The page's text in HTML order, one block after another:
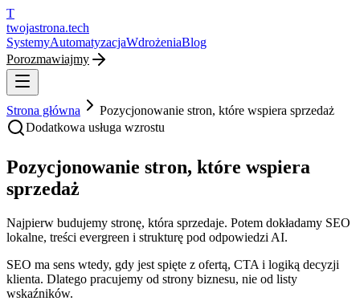
T
twojastrona.tech
SystemyAutomatyzacjaWdrożeniaBlog
Porozmawiajmy
Strona główna
Pozycjonowanie stron, które wspiera sprzedaż
Dodatkowa usługa wzrostu
Pozycjonowanie stron, które wspiera
sprzedaż
Najpierw budujemy stronę, która sprzedaje. Potem dokładamy SEO
lokalne, treści evergreen i strukturę pod odpowiedzi AI.
SEO ma sens wtedy, gdy jest spięte z ofertą, CTA i logiką decyzji
klienta. Dlatego pracujemy od strony biznesu, nie od listy
wskaźników.